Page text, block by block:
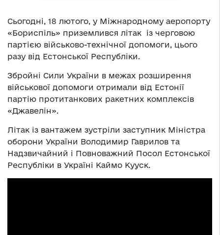
Сьогодні, 18 лютого, у Міжнародному аеропорту
«Бориспіль» приземлився літак із черговою
партією військово-технічної допомоги, цього
разу від Естонської Республіки.
Збройні Сили України в межах розширення
військової допомоги отримали від Естонії
партію протитанкових ракетних комплексів
«Джавелін».
Літак із вантажем зустріли заступник Міністра
оборони України Володимир Гаврилов та
Надзвичайний і Повноважний Посол Естонської
Республіки в Україні Каймо Кууск.